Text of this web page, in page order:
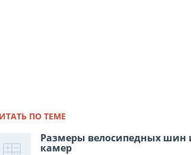
ПО ТЕМЕ
Размеры велосипедных шин
камер